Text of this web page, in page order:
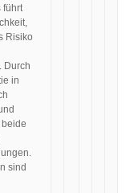
führt
Risiko
Durch
in
sind